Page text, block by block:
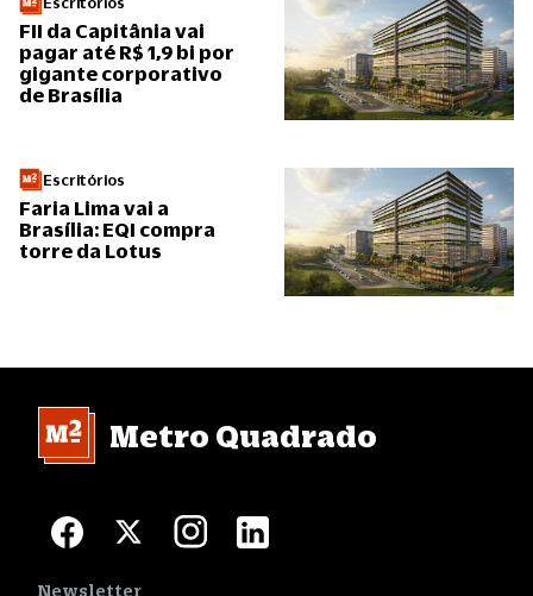
FII da Capitânia vai
pagar até R$ 1,9 bi por
gigante corporativo
de Brasília
Escritórios
Faria Lima vai a
Brasília: EQI compra
torre da Lotus
Metro Quadrado
Newsletter